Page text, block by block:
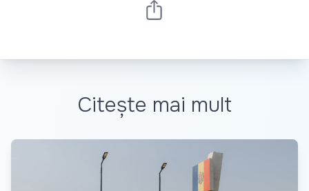
Citește mai mult